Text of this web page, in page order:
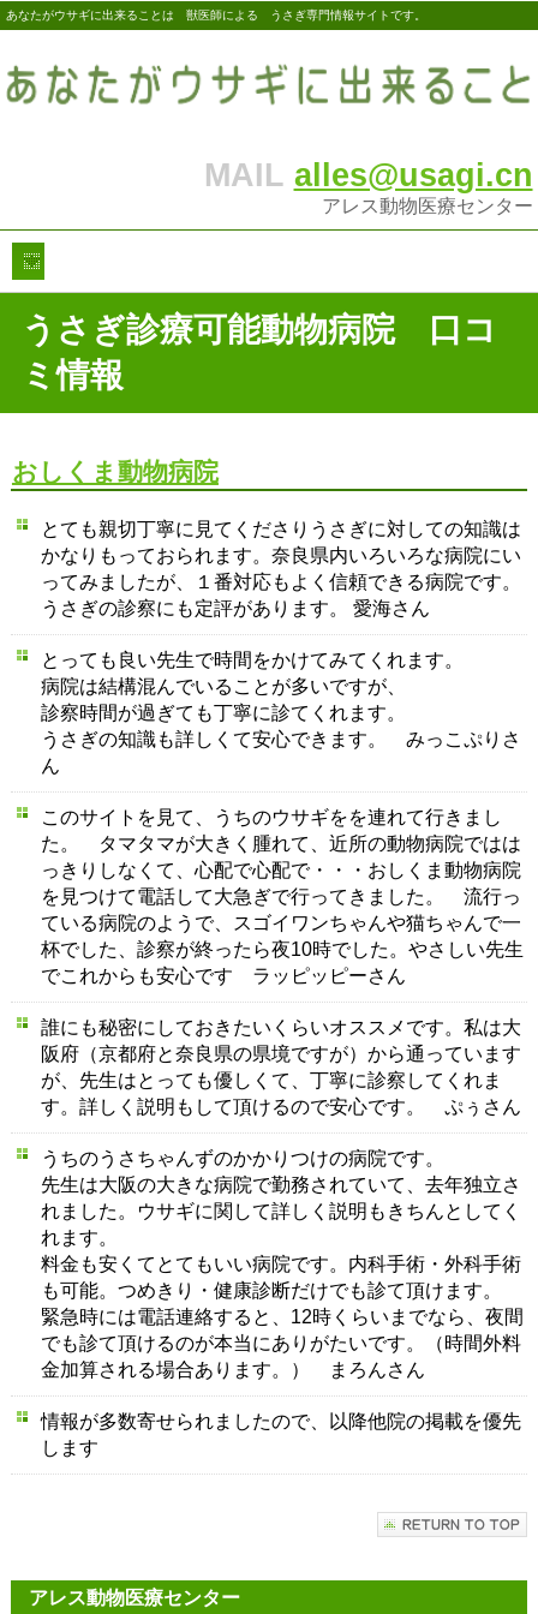
あなたがウサギに出来ることは 獣医師による うさぎ専門情報サイトです。
MAIL alles@usagi.cn
アレス動物医療センター
うさぎ診療可能動物病院 口コ
ミ情報
おしくま動物病院
とても親切丁寧に見てくださりうさぎに対しての知識は
かなりもっておられます。奈良県内いろいろな病院にい
ってみましたが、１番対応もよく信頼できる病院です。
うさぎの診察にも定評があります。 愛海さん
とっても良い先生で時間をかけてみてくれます。
病院は結構混んでいることが多いですが、
診察時間が過ぎても丁寧に診てくれます。
うさぎの知識も詳しくて安心できます。 みっこぷりさ
ん
このサイトを見て、うちのウサギをを連れて行きまし
た。 タマタマが大きく腫れて、近所の動物病院ではは
っきりしなくて、心配で心配で・・・おしくま動物病院
を見つけて電話して大急ぎで行ってきました。 流行っ
ている病院のようで、スゴイワンちゃんや猫ちゃんで一
杯でした、診察が終ったら夜10時でした。やさしい先生
でこれからも安心です ラッピッピーさん
誰にも秘密にしておきたいくらいオススメです。私は大
阪府（京都府と奈良県の県境ですが）から通っています
が、先生はとっても優しくて、丁寧に診察してくれま
す。詳しく説明もして頂けるので安心です。 ぷぅさん
うちのうさちゃんずのかかりつけの病院です。
先生は大阪の大きな病院で勤務されていて、去年独立さ
れました。ウサギに関して詳しく説明もきちんとしてく
れます。
料金も安くてとてもいい病院です。内科手術・外科手術
も可能。つめきり・健康診断だけでも診て頂けます。
緊急時には電話連絡すると、12時くらいまでなら、夜間
でも診て頂けるのが本当にありがたいです。（時間外料
金加算される場合あります。） まろんさん
情報が多数寄せられましたので、以降他院の掲載を優先
します
アレス動物医療センター